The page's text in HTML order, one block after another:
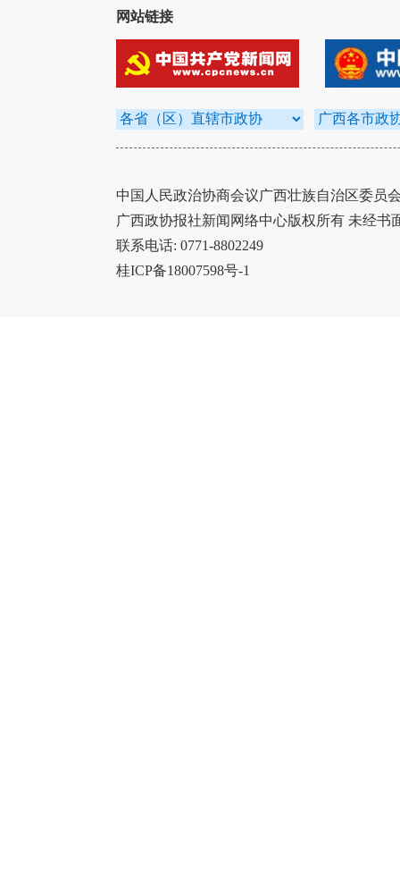
网站链接
中国人民政治协商会议广西壮族自治区委员
广西政协报社新闻网络中心版权所有 未经书
联系电话: 0771-8802249
桂ICP备18007598号-1